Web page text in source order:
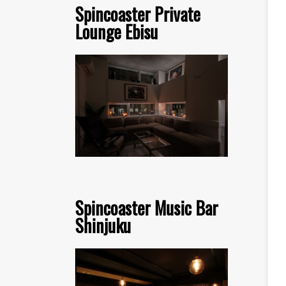
Spincoaster Private
Lounge Ebisu
Spincoaster Music Bar
Shinjuku